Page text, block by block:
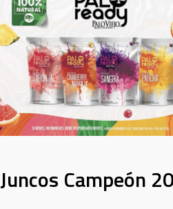
Juncos Campeón